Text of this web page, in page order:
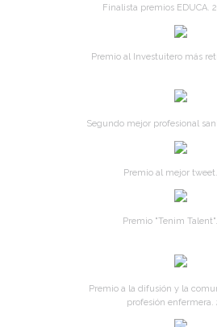
Finalista premios EDUCA.
Premio al Investuitero más
Segundo mejor profesional
Premio al mejor
Premio "Tenim
Premio a la difusión y la
profesión enfermera.